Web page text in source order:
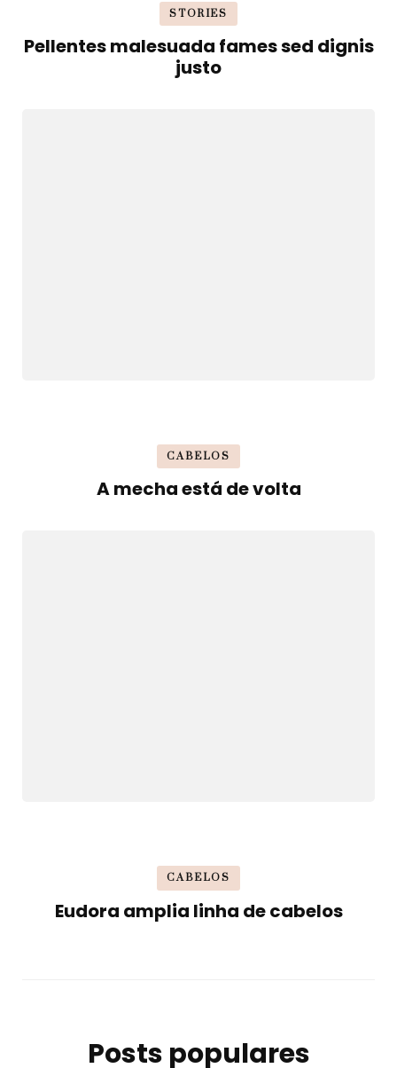
STORIES
Pellentes malesuada fames sed dignis
justo
CABELOS
A mecha está de volta
CABELOS
Eudora amplia linha de cabelos
Posts populares